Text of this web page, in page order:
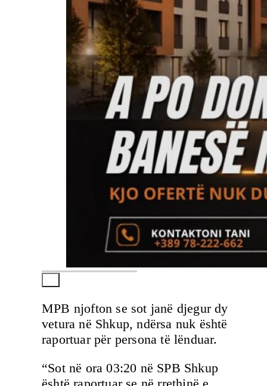
MPB njofton se sot janë djegur dy
vetura në Shkup, ndërsa nuk është
raportuar për persona të lënduar.
“Sot në ora 03:20 në SPB Shkup